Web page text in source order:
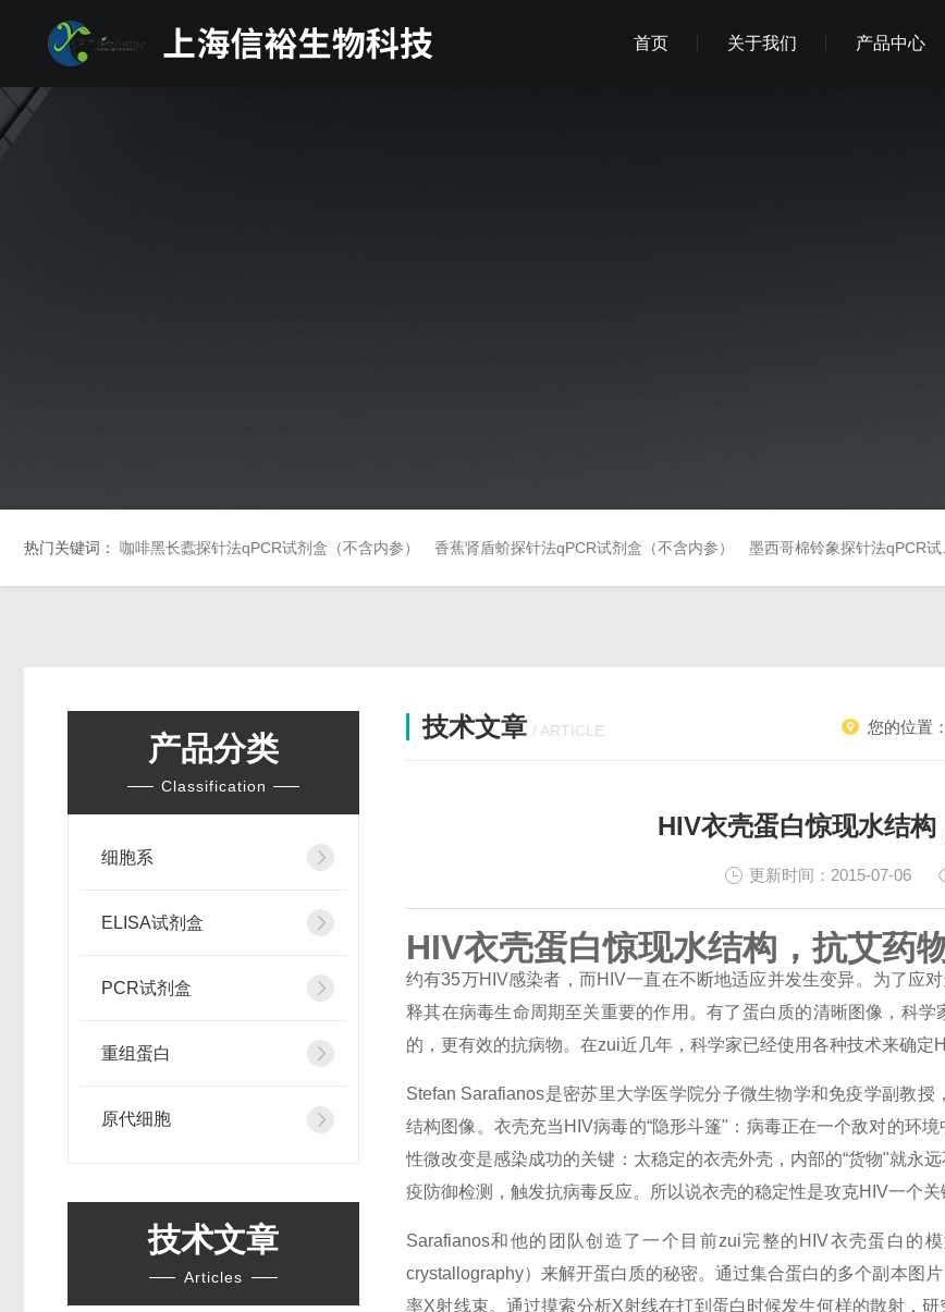
首页 关于我们 产品中心
热门关键词： 咖啡黑长蠹探针法qPCR试剂盒（不含内参） 香蕉肾盾蚧探针法qPCR试剂盒（不含内参） 墨西哥棉铃象探针法qPCR试剂盒（不含内参）
产品分类
Classification
细胞系
ELISA试剂盒
PCR试剂盒
重组蛋白
原代细胞
技术文章
Articles
技术文章 / ARTICLE 您的位置：
HIV衣壳蛋白惊现水结
更新时间：2015-07-06
HIV衣壳蛋白惊现水结构，抗艾药
约有35万HIV感染者，而HIV一直在不断地适应并发生变异。为了应
释其在病毒生命周期至关重要的作用。有了蛋白质的清晰图像，科
的，更有效的抗病物。在zui近几年，科学家已经使用各种技术来确定
Stefan Sarafianos是密苏里大学医学院分子微生物学和免疫学副教
结构图像。衣壳充当HIV病毒的“隐形斗篷"：病毒正在一个敌对的环
性微改变是感染成功的关键：太稳定的衣壳外壳，内部的“货物"就永
疫防御检测，触发抗病毒反应。所以说衣壳的稳定性是攻克HIV一个关
Sarafianos和他的团队创造了一个目前zui完整的HIV衣壳蛋白的
crystallography）来解开蛋白质的秘密。通过集合蛋白的多个副本图
率X射线束。通过摸索分析X射线在打到蛋白时候发生何样的散射，